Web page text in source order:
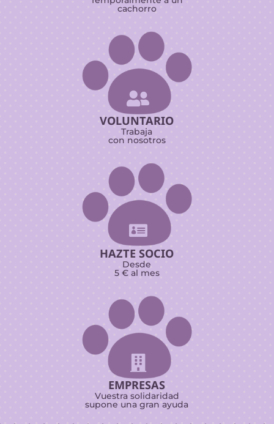
cachorro

VOLUNTARIO
Trabaja
con nosotros

HAZTE SOCIO
Desde
5 € al mes

EMPRESAS
Vuestra solidaridad
supone una gran ayuda